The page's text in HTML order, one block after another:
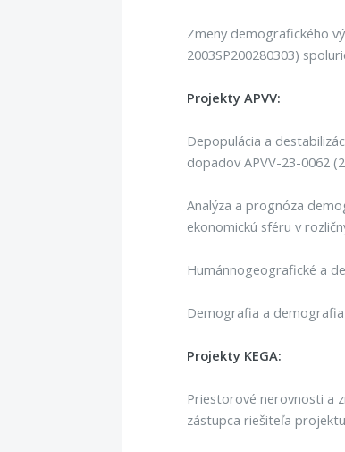
Zmeny demografického
2003SP200280303)
Projekty APVV:
Depopulácia a
dopadov APVV-23-0062
Analýza a prognóza
ekonomickú sféru v
Humánnogeografické a
Demografia a demografia
Projekty KEGA:
Priestorové nerovnosti a
zástupca riešiteľa projektu